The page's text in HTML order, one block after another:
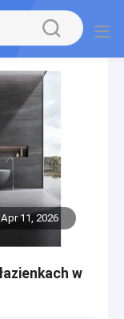
Apr 11, 2026
w